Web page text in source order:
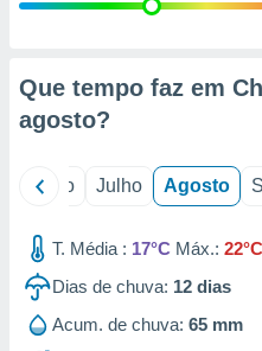
através
estudos
Que tempo faz em
agosto?
Junho Julho Agosto
T. Média : 17°C Máx.: 22°C
Dias de chuva: 12 dias
Acum. de chuva: 65 mm